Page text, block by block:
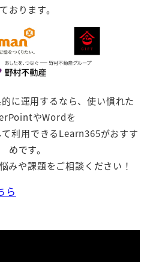
ております。
に運用するなら、使い慣れた
やWordを
利用できるLearn365がおすす
めです。
みや課題をご相談ください！
ら